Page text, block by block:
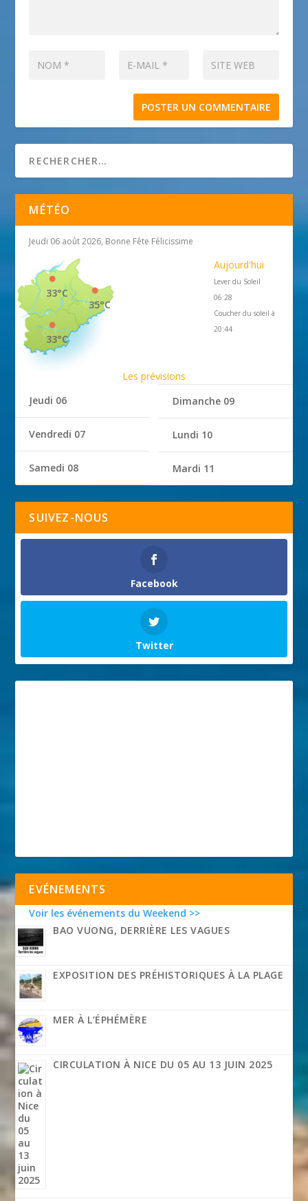
MÉTÉO
Jeudi 06 août 2026, Bonne Fête Félicissime
35°C
33°C
33°C
Aujourd'hui
Lever du Soleil
06:28
Coucher du soleil à
20:44
Les prévisions
Jeudi 06
Vendredi 07
Samedi 08
Dimanche 09
Lundi 10
Mardi 11
SUIVEZ-NOUS
Facebook
Twitter
EVÉNEMENTS
Voir les événements du Weekend >>
BAO VUONG, DERRIÈRE LES VAGUES
EXPOSITION DES PRÉHISTORIQUES À LA PLAGE
MER À L’ÉPHÉMÈRE
CIRCULATION À NICE DU 05 AU 13 JUIN 2025